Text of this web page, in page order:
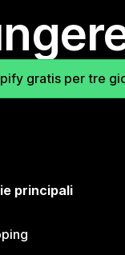
gratis per tre
principali